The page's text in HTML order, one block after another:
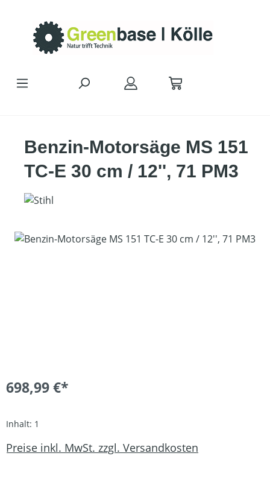
Benzin-Motorsäge MS 151
TC-E 30 cm / 12'', 71 PM3
Bildergalerie überspringen
698,99 €*
Inhalt: 1
Preise inkl. MwSt. zzgl. Versandkosten